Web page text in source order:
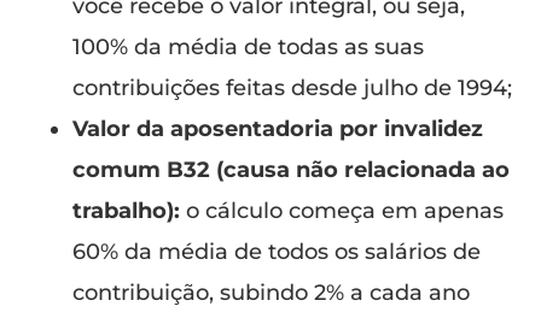
você recebe o valor integral, ou seja,
100% da média de todas as suas
contribuições feitas desde julho de 1994;
Valor da aposentadoria por invalidez
comum B32 (causa não relacionada ao
trabalho): o cálculo começa em apenas
60% da média de todos os salários de
contribuição, subindo 2% a cada ano